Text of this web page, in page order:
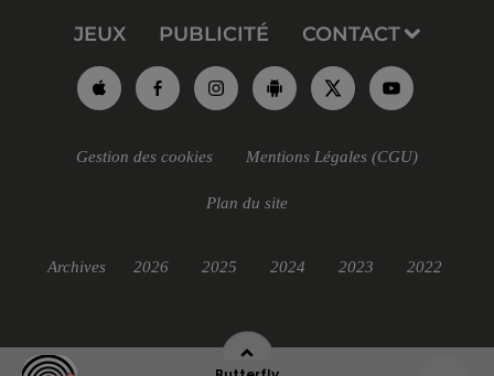
JEUX PUBLICITÉ CONTACT
Gestion des cookies Mentions Légales (CGU)
Plan du site
Archives 2026 2025 2024 2023 2022